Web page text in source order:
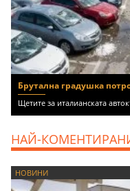
Брутална градушка
Щетите за италианската
НАЙ-
НОВИНИ